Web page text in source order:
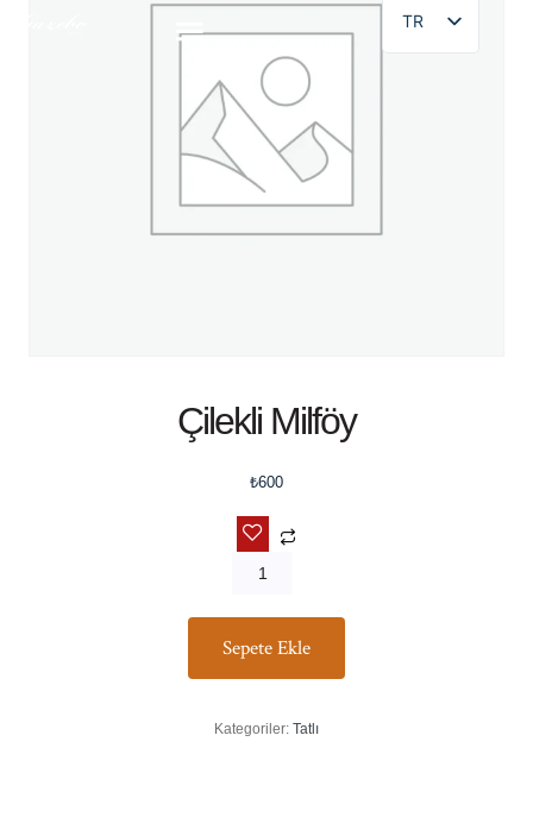
TR
Çilekli Milföy
₺600
Sepete Ekle
Kategoriler: Tatlı